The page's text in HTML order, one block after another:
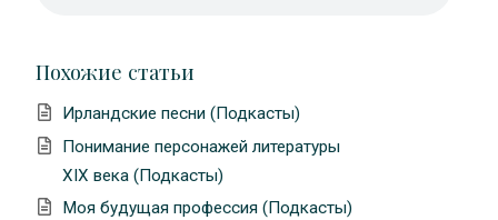
Похожие статьи
Ирландские песни (Подкасты)
Понимание персонажей литературы
XIX века (Подкасты)
Моя будущая профессия (Подкасты)